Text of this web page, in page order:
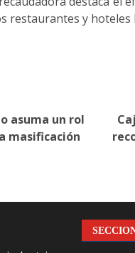
restaurantes y hoteles
asuma un rol
masificación